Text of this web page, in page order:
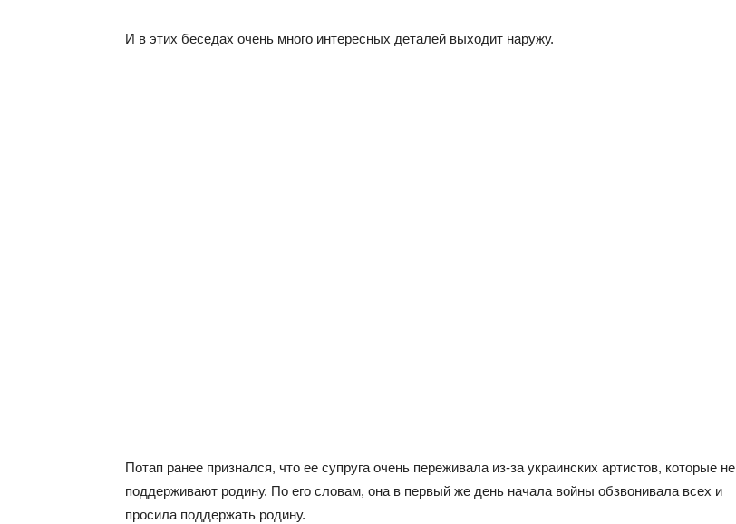
И в этих беседах очень много интересных деталей выходит наружу.
Потап ранее признался, что ее супруга очень переживала из-за украинских артистов, которые не
поддерживают родину. По его словам, она в первый же день начала войны обзвонивала всех и
просила поддержать родину.